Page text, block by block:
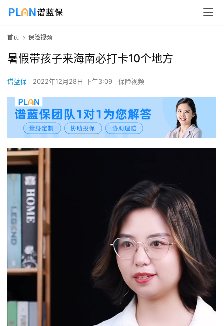
首页 保险视频
暑假带孩子来海南必打卡10个地方
谱蓝保 2022年12月28日 下午3:09 保险视频